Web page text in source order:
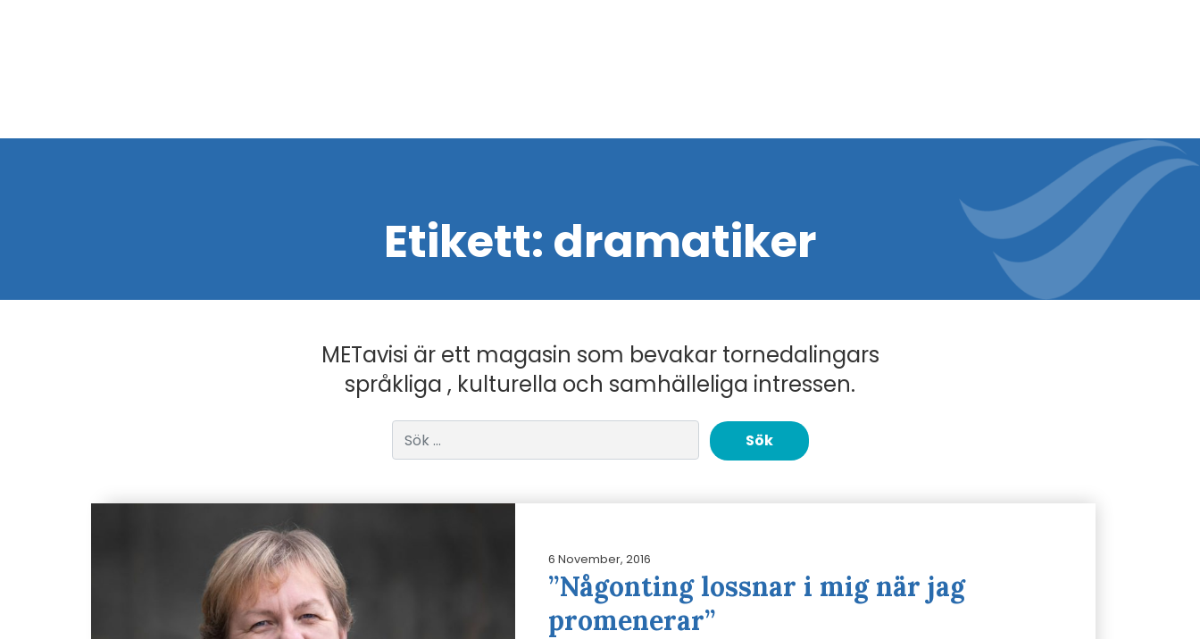
Etikett: dramatiker
METavisi är ett magasin som bevakar tornedalingars
språkliga , kulturella och samhälleliga intressen.
6 November, 2016
”Någonting lossnar i mig när jag
promenerar”